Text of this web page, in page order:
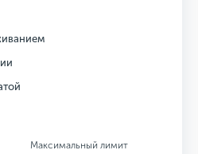
Максимальный лимит